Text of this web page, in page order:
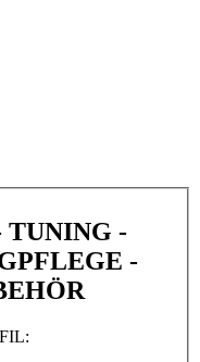
TUNING -
-